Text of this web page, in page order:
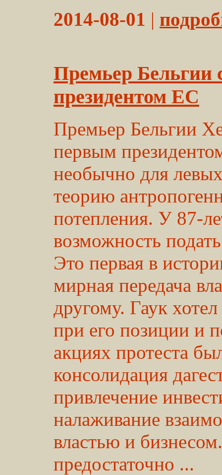
2014-08-01 |
Премьер Бельгии
президентом ЕС
Премьер Бельгии
первым
необычно для
теорию
потепления. У 87-
возможность
Это первая в
мирная передача
другому. Гаук
при его позиции и
акциях протеста
консолидация
привлечение
налаживание
властью и
предостаточно ...